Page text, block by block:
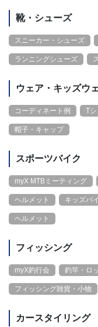
靴・シューズ
スニーカー・シューズ
ランニングシューズ
ウェア・キッズウ
コーディネート例 T
帽子・キャップ
スポーツバイク
myX MTBミーティング
ヘルメット キッズバ
ヘルメット
フィッシング
myX釣行会 釣竿・ロ
フィッシング雑貨・小物
カースタイリング